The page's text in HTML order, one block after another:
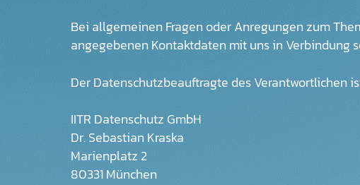
Bei allgemeinen Fragen oder Anregungen zum
angegebenen Kontaktdaten mit uns in Verbindung
Der Datenschutzbeauftragte des Verantwortlichen
IITR Datenschutz GmbH
Dr. Sebastian Kraska
Marienplatz 2
80331 München